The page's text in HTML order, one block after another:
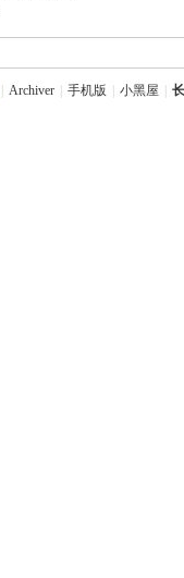
Archiver 手机版 小黑屋